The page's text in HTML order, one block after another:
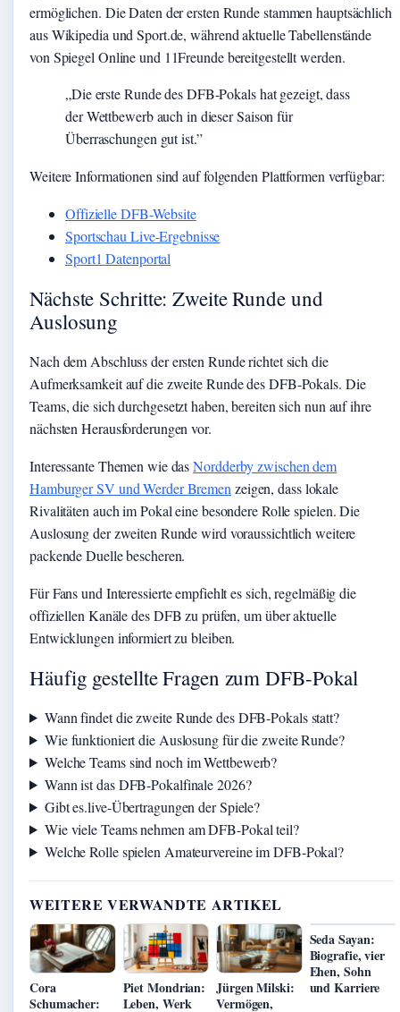
ermöglichen. Die Daten der ersten Runde stammen hauptsächlich
aus Wikipedia und Sport.de, während aktuelle Tabellenstände
von Spiegel Online und 11Freunde bereitgestellt werden.
„Die erste Runde des DFB-Pokals hat gezeigt, dass
der Wettbewerb auch in dieser Saison für
Überraschungen gut ist.”
Weitere Informationen sind auf folgenden Plattformen verfügbar:
Offizielle DFB-Website
Sportschau Live-Ergebnisse
Sport1 Datenportal
Nächste Schritte: Zweite Runde und
Auslosung
Nach dem Abschluss der ersten Runde richtet sich die
Aufmerksamkeit auf die zweite Runde des DFB-Pokals. Die
Teams, die sich durchgesetzt haben, bereiten sich nun auf ihre
nächsten Herausforderungen vor.
Interessante Themen wie dasNordderby zwischen dem
Hamburger SV und Werder Bremen zeigen, dass lokale
Rivalitäten auch im Pokal eine besondere Rolle spielen. Die
Auslosung der zweiten Runde wird voraussichtlich weitere
packende Duelle bescheren.
Für Fans und Interessierte empfiehlt es sich, regelmäßig die
offiziellen Kanäle des DFB zu prüfen, um über aktuelle
Entwicklungen informiert zu bleiben.
Häufig gestellte Fragen zum DFB-Pokal
Wann findet die zweite Runde des DFB-Pokals statt?
Wie funktioniert die Auslosung für die zweite Runde?
Welche Teams sind noch im Wettbewerb?
Wann ist das DFB-Pokalfinale 2026?
Gibt es.live-Übertragungen der Spiele?
Wie viele Teams nehmen am DFB-Pokal teil?
Welche Rolle spielen Amateurvereine im DFB-Pokal?
WEITERE VERWANDTE ARTIKEL
Cora
Schumacher:
Piet Mondrian:
Leben, Werk
Jürgen Milski:
Vermögen,
Seda Sayan:
Biografie, vier
Ehen, Sohn
und Karriere